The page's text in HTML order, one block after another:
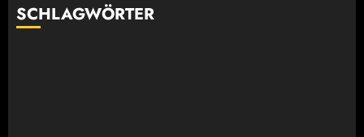
SCHLAGWÖRTER